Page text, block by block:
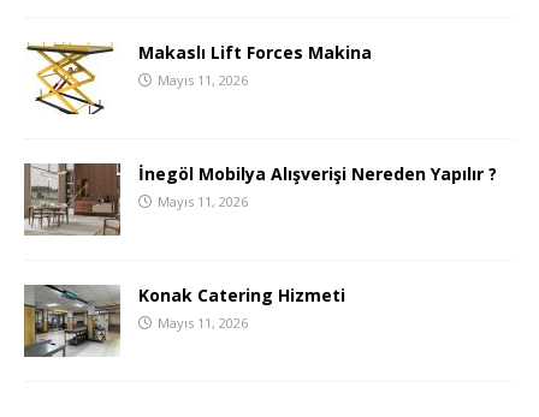
Makaslı Lift Forces Makina
Mayıs 11, 2026
İnegöl Mobilya Alışverişi Nereden Yapılır ?
Mayıs 11, 2026
Konak Catering Hizmeti
Mayıs 11, 2026